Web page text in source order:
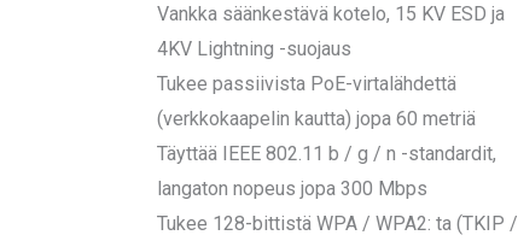
Vankka säänkestävä kotelo, 15 KV ESD ja
4KV Lightning -suojaus
Tukee passiivista PoE-virtalähdettä
(verkkokaapelin kautta) jopa 60 metriä
Täyttää IEEE 802.11 b / g / n -standardit,
langaton nopeus jopa 300 Mbps
Tukee 128-bittistä WPA / WPA2: ta (TKIP /